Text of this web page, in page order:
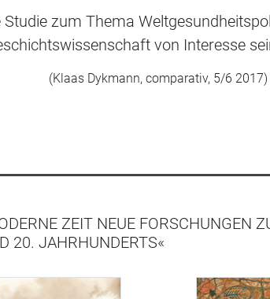
Studie zum Thema
von Interesse
(Klaas Dykmann, comparativ, 5/6 2017)
ZEIT NEUE FORSCHUNGEN
20. JAHRHUNDERTS«